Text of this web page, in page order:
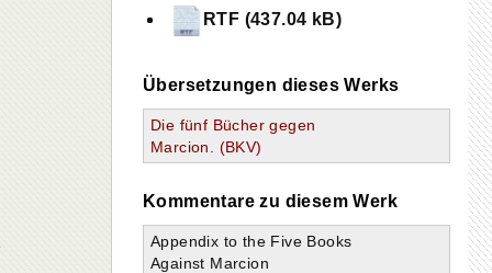
RTF (437.04 kB)
Übersetzungen dieses Werks
Die fünf Bücher gegen
Marcion. (BKV)
Kommentare zu diesem Werk
Appendix to the Five Books
Against Marcion